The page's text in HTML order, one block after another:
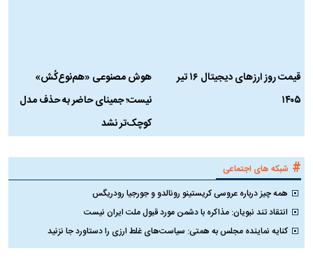
قیمت روز ارز‌های دیجیتال ۱۶ تیر
۱۴۰۵
هوش مصنوعی «هم‌نوع‌کُش»
نیست؛ جمینای حاضر به حذف مدل
کوچک‌تر نشد
# شبکه های اجتماعی
همه چیز درباره عروسی کریستینو رونالدو و جورجیا رودریگس
انتقاد تند نبویان: مذاکره با دشمن مورد قبول ملت ایران نیست
کنایه نماینده مجلس به همتی: سیاست‌های غلط ارزی را دستاورد جا نزنید